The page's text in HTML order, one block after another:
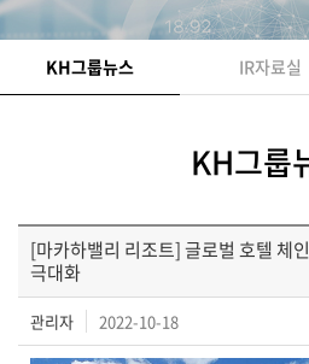
KH그룹뉴스 IR자료실
KH그룹
[마카하밸리 리조트] 글로벌 호텔 체
극대화
관리자 2022-10-18